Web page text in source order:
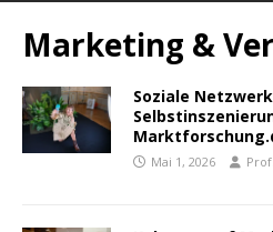
Marketing &
Soziale
Mai 1, 2026